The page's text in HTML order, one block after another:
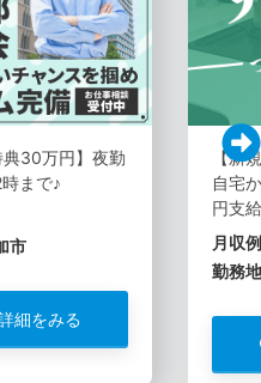
典30万円】夜勤
まで♪
市
細をみる
【新
自宅
円支給
月収
勤務